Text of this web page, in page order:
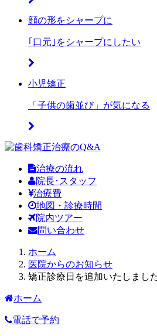
顔の形をシャープに
｢ 口元 ｣をシャープにしたい
小児矯正
「 子供の歯並び」が気になる
治療の流れ
院長･スタッフ
治療費
地図・診療時間
院内ツアー
問い合わせ
ホーム
医院からのお知らせ
矯正診療日を追加いたしまし
ホーム
電話で予約